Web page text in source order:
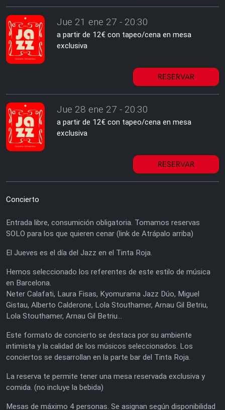
Jue 21 ene 27 - 20:30
a partir de 12€ con tapeo/cena en mesa
exclusiva
RESERVAR
Jue 28 ene 27 - 20:30
a partir de 12€ con tapeo/cena en mesa
exclusiva
RESERVAR
Concierto
Entrada libre, consumición obligatoria. Tomamos reservas
SOLO para los que quieren cenar (link de Atrápalo arriba)
El Jueves es el día del Jazz en el Tinta Roja.
Hemos seleccionado los referentes de este estilo de música
en Barcelona.
Neter Calafati, Laura Fisas, Kyomurama Jazz Dúo, Miguel
Gistau, Alberto Calderone, Lola Stouthamer, Arnau Gil Betriu,
Lola Stouthamer, Arnau Gil Betriu...
Este formato de concierto se destaca por su ambiente
intimista y la calidad de los músicos seleccionados. Los
conciertos se desarrollan en la parte bar del Tinta Roja.
La reserva te permite tener una mesa reservada exclusiva y
comida. (no incluye la bebida)
Mesas de máximo 4 personas. Se asignan según disponibilidad